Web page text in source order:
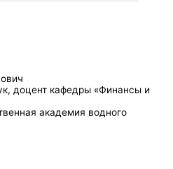
доцент кафедры «Финансы и
академия водного